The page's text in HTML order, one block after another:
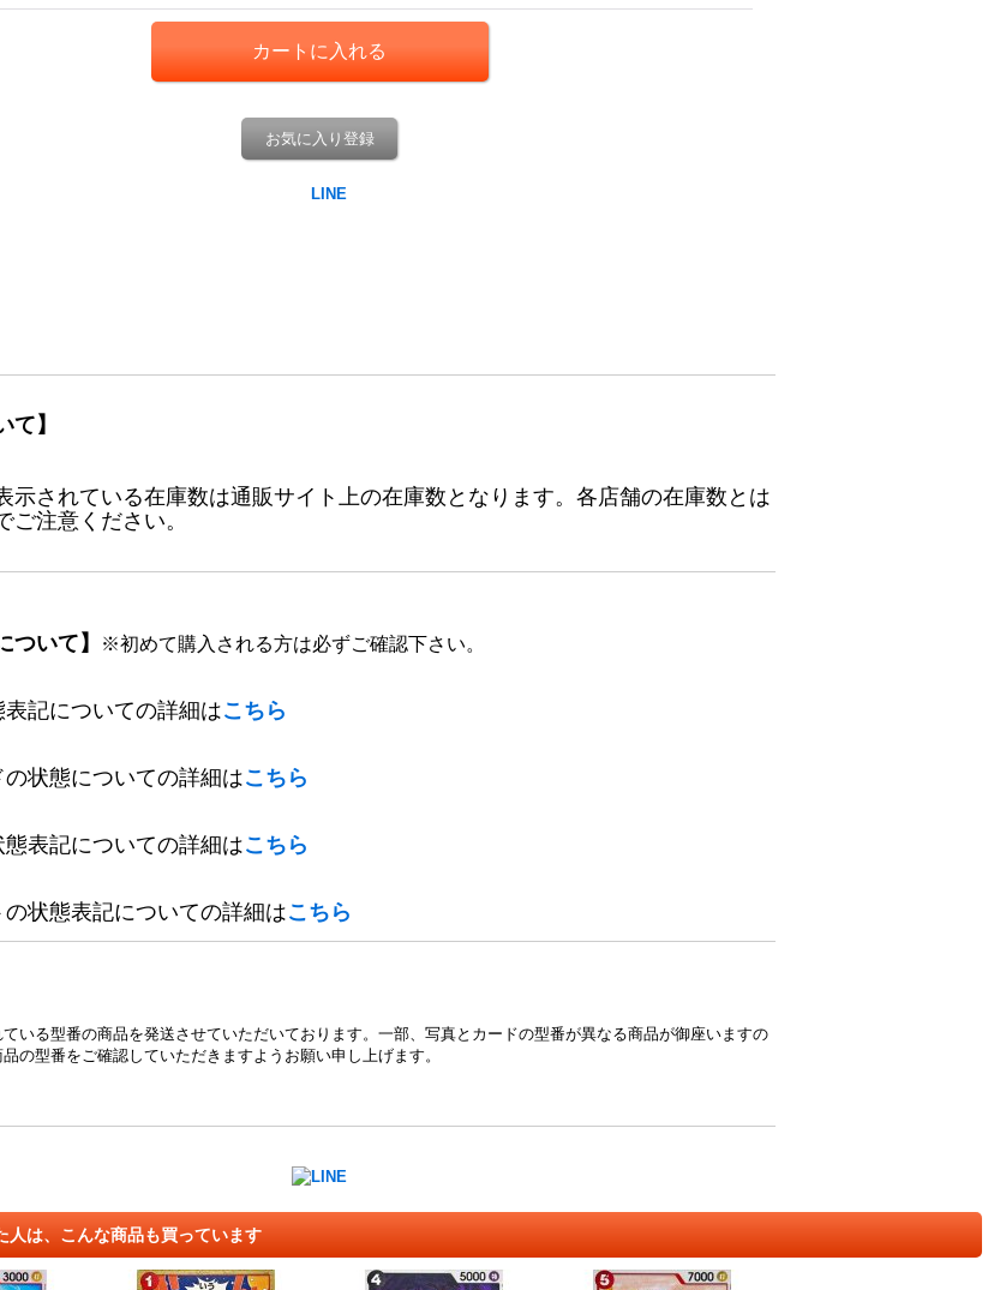
お気に入り登録
て】
示されている在庫数は通販サイト上の在庫数となります。各店舗の在庫数とは
ご注意ください。
ついて】 ※初めて購入される方は必ずご確認下さい。
記についての詳細はこちら
状態についての詳細はこちら
表記についての詳細はこちら
状態表記についての詳細はこちら
いる型番の商品を発送させていただいております。一部、写真とカードの型番が異なる商品が御座いますの
の型番をご確認していただきますようお願い申し上げます。
人は、こんな商品も買っています